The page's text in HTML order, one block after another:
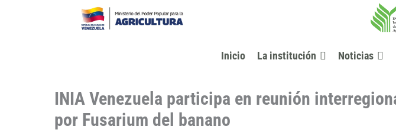
Inicio La institución Noticias
INIA Venezuela participa en reunión
por Fusarium del banano